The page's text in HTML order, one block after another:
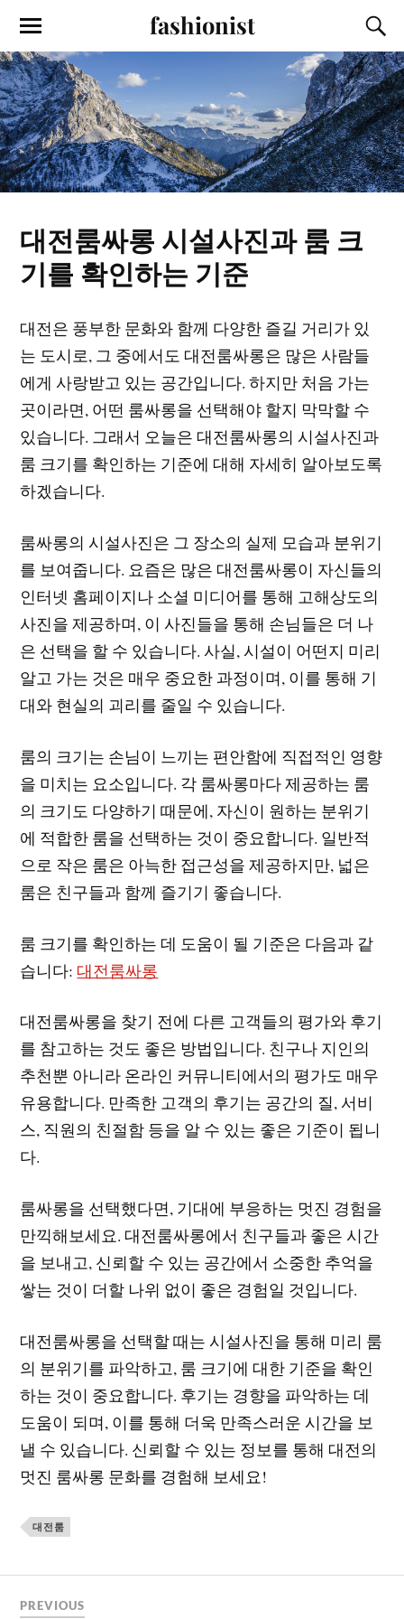
fashionist
대전룸싸롱 시설사진과 룸 크
기를 확인하는 기준
대전은 풍부한 문화와 함께 다양한 즐길 거리가 있
는 도시로, 그 중에서도 대전룸싸롱은 많은 사람들
에게 사랑받고 있는 공간입니다. 하지만 처음 가는
곳이라면, 어떤 룸싸롱을 선택해야 할지 막막할 수
있습니다. 그래서 오늘은 대전룸싸롱의 시설사진과
룸 크기를 확인하는 기준에 대해 자세히 알아보도록
하겠습니다.
룸싸롱의 시설사진은 그 장소의 실제 모습과 분위기
를 보여줍니다. 요즘은 많은 대전룸싸롱이 자신들의
인터넷 홈페이지나 소셜 미디어를 통해 고해상도의
사진을 제공하며, 이 사진들을 통해 손님들은 더 나
은 선택을 할 수 있습니다. 사실, 시설이 어떤지 미리
알고 가는 것은 매우 중요한 과정이며, 이를 통해 기
대와 현실의 괴리를 줄일 수 있습니다.
룸의 크기는 손님이 느끼는 편안함에 직접적인 영향
을 미치는 요소입니다. 각 룸싸롱마다 제공하는 룸
의 크기도 다양하기 때문에, 자신이 원하는 분위기
에 적합한 룸을 선택하는 것이 중요합니다. 일반적
으로 작은 룸은 아늑한 접근성을 제공하지만, 넓은
룸은 친구들과 함께 즐기기 좋습니다.
룸 크기를 확인하는 데 도움이 될 기준은 다음과 같
습니다: 대전룸싸롱
대전룸싸롱을 찾기 전에 다른 고객들의 평가와 후기
를 참고하는 것도 좋은 방법입니다. 친구나 지인의
추천뿐 아니라 온라인 커뮤니티에서의 평가도 매우
유용합니다. 만족한 고객의 후기는 공간의 질, 서비
스, 직원의 친절함 등을 알 수 있는 좋은 기준이 됩니
다.
룸싸롱을 선택했다면, 기대에 부응하는 멋진 경험을
만끽해보세요. 대전룸싸롱에서 친구들과 좋은 시간
을 보내고, 신뢰할 수 있는 공간에서 소중한 추억을
쌓는 것이 더할 나위 없이 좋은 경험일 것입니다.
대전룸싸롱을 선택할 때는 시설사진을 통해 미리 룸
의 분위기를 파악하고, 룸 크기에 대한 기준을 확인
하는 것이 중요합니다. 후기는 경향을 파악하는 데
도움이 되며, 이를 통해 더욱 만족스러운 시간을 보
낼 수 있습니다. 신뢰할 수 있는 정보를 통해 대전의
멋진 룸싸롱 문화를 경험해 보세요!
대전룸
PREVIOUS